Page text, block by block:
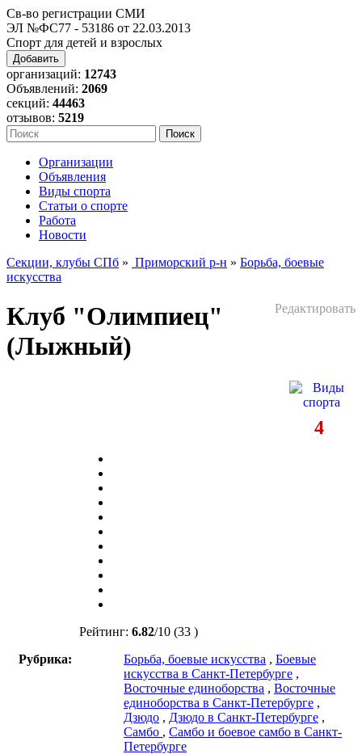
Св-во регистрации СМИ
ЭЛ №ФС77 - 53186 от 22.03.2013
Спорт для детей и взрослых
Добавить
организаций: 12743
Объявлений: 2069
секций: 44463
отзывов: 5219
Организации
Объявления
Виды спорта
Статьи о спорте
Работа
Новости
Секции, клубы СПб » Приморский р-н » Борьба, боевые
искусства
Редактировать
Клуб "Олимпиец"
(Лыжный)
4
Рейтинг: 6.82/10 (33 )
Рубрика:
Борьба, боевые искусства , Боевые
искусства в Санкт-Петербурге ,
Восточные единоборства , Восточные
единоборства в Санкт-Петербурге ,
Дзюдо , Дзюдо в Санкт-Петербурге ,
Самбо , Самбо и боевое самбо в Санкт-
Петербурге